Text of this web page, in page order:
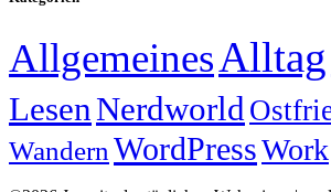
AllgemeinesAlltag
LesenNerdworld
Wandern WordPressWork